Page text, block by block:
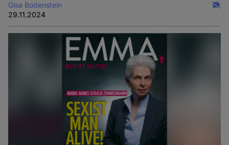
Gisa Bodenstein
29.11.2024